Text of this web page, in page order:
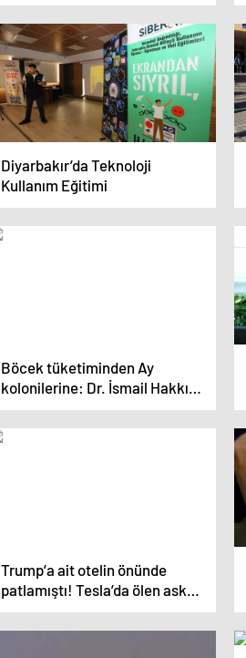
Diyarbakır’da Teknoloji
Kullanım Eğitimi
Böcek tüketiminden Ay
kolonilerine: Dr. İsmail Hakkı
Tekiner’in çarpıcı açıklamaları
Trump’a ait otelin önünde
patlamıştı! Tesla’da ölen asker
patlamadan önce kafasına
sıkmış